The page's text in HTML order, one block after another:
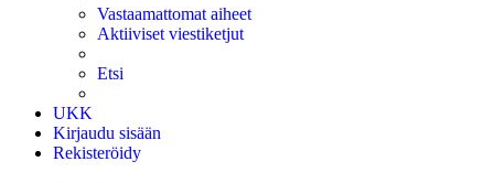
Vastaamattomat aiheet
Aktiiviset viestiketjut
Etsi
UKK
Kirjaudu sisään
Rekisteröidy